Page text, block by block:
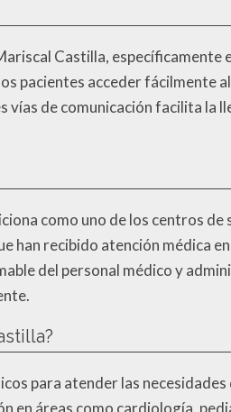
Castilla, específicamente
pacientes acceder fácilmente
de comunicación facilita la
como uno de los centros de
han recibido atención médica
del personal médico y
para atender las necesidades
en áreas como cardiología,